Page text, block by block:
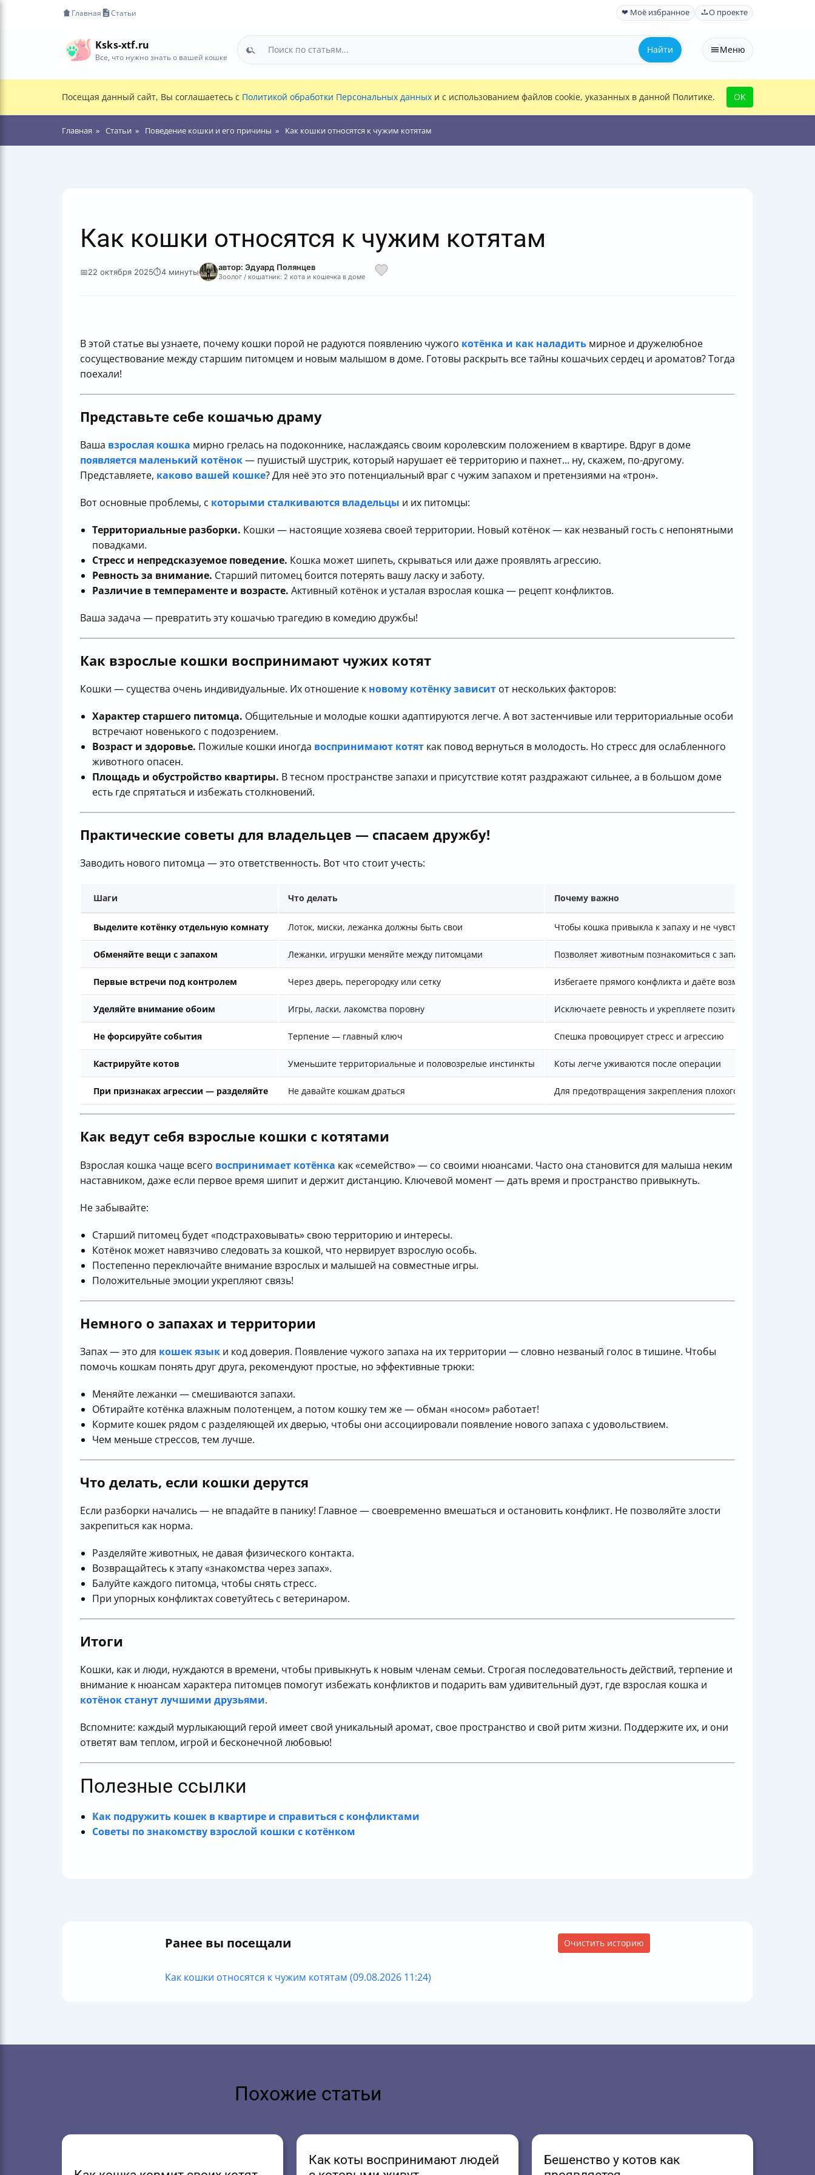
Главная Статьи ❤ Моё избранное О проекте
Ksks-xtf.ru
Все, что нужно знать о вашей кошке
Найти Меню
Посещая данный сайт, Вы соглашаетесь с Политикой обработки Персональных данных и с использованием файлов cookie, указанных в данной Политике. OK
Главная Статьи Поведение кошки и его причины Как кошки относятся к чужим котятам
Как кошки относятся к чужим котятам
📅22 октября 2025⏱4 минуты автор: Эдуард Полянцев
Зоолог / кошатник: 2 кота и кошечка в доме
В этой статье вы узнаете, почему кошки порой не радуются появлению чужого котёнка и как наладить мирное и дружелюбное
сосуществование между старшим питомцем и новым малышом в доме. Готовы раскрыть все тайны кошачьих сердец и ароматов? Тогда
поехали!
Представьте себе кошачью драму
Ваша взрослая кошка мирно грелась на подоконнике, наслаждаясь своим королевским положением в квартире. Вдруг в доме
появляется маленький котёнок— пушистый шустрик, который нарушает её территорию и пахнет... ну, скажем, по-другому.
Представляете, каково вашей кошке? Для неё это это потенциальный враг с чужим запахом и претензиями на «трон».
Вот основные проблемы, с которыми сталкиваются владельцы и их питомцы:
Территориальные разборки. Кошки — настоящие хозяева своей территории. Новый котёнок — как незваный гость с непонятными
повадками.
Стресс и непредсказуемое поведение. Кошка может шипеть, скрываться или даже проявлять агрессию.
Ревность за внимание. Старший питомец боится потерять вашу ласку и заботу.
Различие в темпераменте и возрасте. Активный котёнок и усталая взрослая кошка — рецепт конфликтов.
Ваша задача — превратить эту кошачью трагедию в комедию дружбы!
Как взрослые кошки воспринимают чужих котят
Кошки — существа очень индивидуальные. Их отношение к новому котёнку зависит от нескольких факторов:
Характер старшего питомца. Общительные и молодые кошки адаптируются легче. А вот застенчивые или территориальные особи
встречают новенького с подозрением.
Возраст и здоровье. Пожилые кошки иногда воспринимают котят как повод вернуться в молодость. Но стресс для ослабленного
животного опасен.
Площадь и обустройство квартиры. В тесном пространстве запахи и присутствие котят раздражают сильнее, а в большом доме
есть где спрятаться и избежать столкновений.
Практические советы для владельцев — спасаем дружбу!
Заводить нового питомца — это ответственность. Вот что стоит учесть:
Шаги Что делать Почему важно
Выделите котёнку отдельную комнату Лоток, миски, лежанка должны быть свои Чтобы кошка привыкла к запаху и не чувствовала угрозы на
Обменяйте вещи с запахом Лежанки, игрушки меняйте между питомцами Позволяет животным познакомиться с запахом друг друга до
Первые встречи под контролем Через дверь, перегородку или сетку Избегаете прямого конфликта и даёте возможность
Уделяйте внимание обоим Игры, ласки, лакомства поровну Исключаете ревность и укрепляете позитивные ассоциации
Не форсируйте события Терпение — главный ключ Спешка провоцирует стресс и агрессию
Кастрируйте котов Уменьшите территориальные и половозрелые инстинкты Коты легче уживаются после операции
При признаках агрессии — разделяйте Не давайте кошкам драться Для предотвращения закрепления плохого поведения
Как ведут себя взрослые кошки с котятами
Взрослая кошка чаще всего воспринимает котёнка как «семейство» — со своими нюансами. Часто она становится для малыша неким
наставником, даже если первое время шипит и держит дистанцию. Ключевой момент — дать время и пространство привыкнуть.
Не забывайте:
Старший питомец будет «подстраховывать» свою территорию и интересы.
Котёнок может навязчиво следовать за кошкой, что нервирует взрослую особь.
Постепенно переключайте внимание взрослых и малышей на совместные игры.
Положительные эмоции укрепляют связь!
Немного о запахах и территории
Запах — это для кошек язык и код доверия. Появление чужого запаха на их территории — словно незваный голос в тишине. Чтобы
помочь кошкам понять друг друга, рекомендуют простые, но эффективные трюки:
Меняйте лежанки — смешиваются запахи.
Обтирайте котёнка влажным полотенцем, а потом кошку тем же — обман «носом» работает!
Кормите кошек рядом с разделяющей их дверью, чтобы они ассоциировали появление нового запаха с удовольствием.
Чем меньше стрессов, тем лучше.
Что делать, если кошки дерутся
Если разборки начались — не впадайте в панику! Главное — своевременно вмешаться и остановить конфликт. Не позволяйте злости
закрепиться как норма.
Разделяйте животных, не давая физического контакта.
Возвращайтесь к этапу «знакомства через запах».
Балуйте каждого питомца, чтобы снять стресс.
При упорных конфликтах советуйтесь с ветеринаром.
Итоги
Кошки, как и люди, нуждаются в времени, чтобы привыкнуть к новым членам семьи. Строгая последовательность действий, терпение и
внимание к нюансам характера питомцев помогут избежать конфликтов и подарить вам удивительный дуэт, где взрослая кошка и
котёнок станут лучшими друзьями.
Вспомните: каждый мурлыкающий герой имеет свой уникальный аромат, свое пространство и свой ритм жизни. Поддержите их, и они
ответят вам теплом, игрой и бесконечной любовью!
Полезные ссылки
Как подружить кошек в квартире и справиться с конфликтами
Советы по знакомству взрослой кошки с котёнком
Ранее вы посещали Очистить историю
Как кошки относятся к чужим котятам (09.08.2026 11:24)
Похожие статьи
Как коты воспринимают людей
Бешенство у котов как